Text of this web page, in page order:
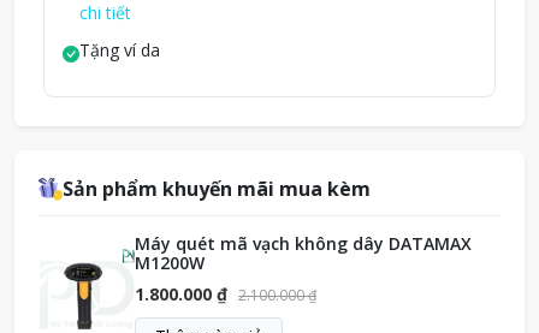
chi tiết
Tặng ví da
Sản phẩm khuyến mãi mua kèm
Máy quét mã vạch không dây DATAMAX
M1200W
1.800.000 ₫ 2.100.000 ₫